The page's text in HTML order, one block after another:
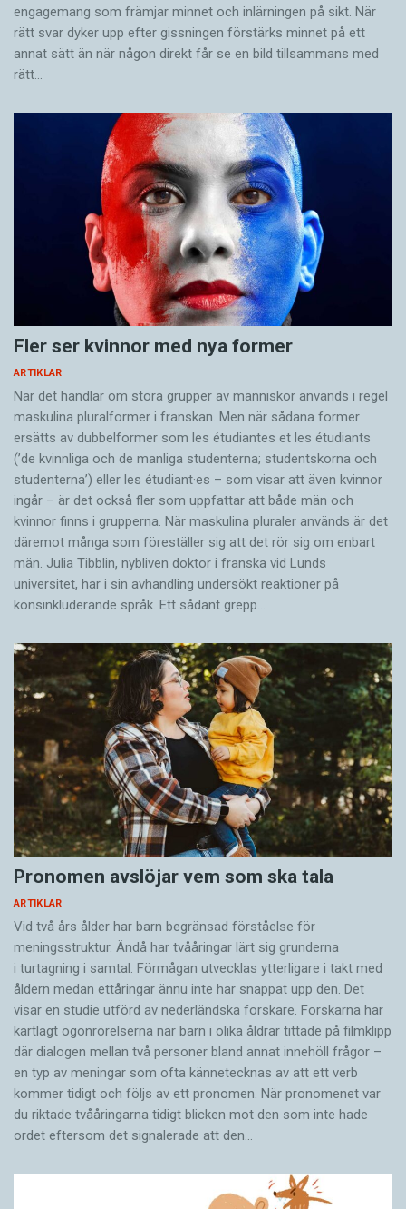
engagemang som främjar minnet och inlärningen på sikt. När
rätt svar dyker upp efter gissningen förstärks minnet på ett
annat sätt än när någon direkt får se en bild tillsammans med
rätt…
Fler ser kvinnor med nya former
ARTIKLAR
När det handlar om stora grupper av människor används i regel
maskulina pluralformer i franskan. Men när sådana ­former
ersätts av dubbel­former som les étudiantes et les étudiants
(’de kvinnliga och de manliga studenterna; studentskorna och
studenterna’) eller les étudiant·es – som visar att även kvinnor
ingår – är det också fler som uppfattar att både män och
kvinnor finns i grupperna. När maskulina pluraler används är det
där­emot många som föreställer sig att det rör sig om enbart
män. Julia Tibblin, nybliven doktor i franska vid Lunds
universitet, har i sin avhandling undersökt reaktioner på
könsinkluderande språk. Ett sådant grepp…
Pronomen avslöjar vem som ska tala
ARTIKLAR
Vid två års ålder har barn begränsad förståelse för
meningsstruktur. Ändå har tvååringar lärt sig grunderna
i turtagning i samtal. Förmågan utvecklas ytterligare i takt med
åldern medan ettåringar ännu inte har snappat upp den. Det
visar en studie utförd av nederländska forskare. Forskarna har
kartlagt ögonrörelserna när barn i olika åldrar tittade på filmklipp
där dialogen mellan två personer bland annat innehöll frågor –
en typ av meningar som ofta kännetecknas av att ett verb
kommer tidigt och följs av ett pronomen. När pronomenet var
du riktade tvååringarna tidigt blicken mot den som inte hade
ordet eftersom det ­signalerade att den…